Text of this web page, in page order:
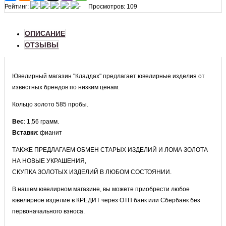
Рейтинг: Просмотров: 109
ОПИСАНИЕ
ОТЗЫВЫ
Ювелирный магазин "Кладдах" предлагает ювелирные изделия от
известных брендов по низким ценам.
Кольцо золото 585 пробы.
Вес: 1,56 грамм.
Вставки: фианит
ТАКЖЕ ПРЕДЛАГАЕМ ОБМЕН СТАРЫХ ИЗДЕЛИЙ И ЛОМА ЗОЛОТА
НА НОВЫЕ УКРАШЕНИЯ,
СКУПКА ЗОЛОТЫХ ИЗДЕЛИЙ В ЛЮБОМ СОСТОЯНИИ.
В нашем ювелирном магазине, вы можете приобрести любое
ювелирное изделие в КРЕДИТ через ОТП банк или Сбербанк без
первоначального взноса.